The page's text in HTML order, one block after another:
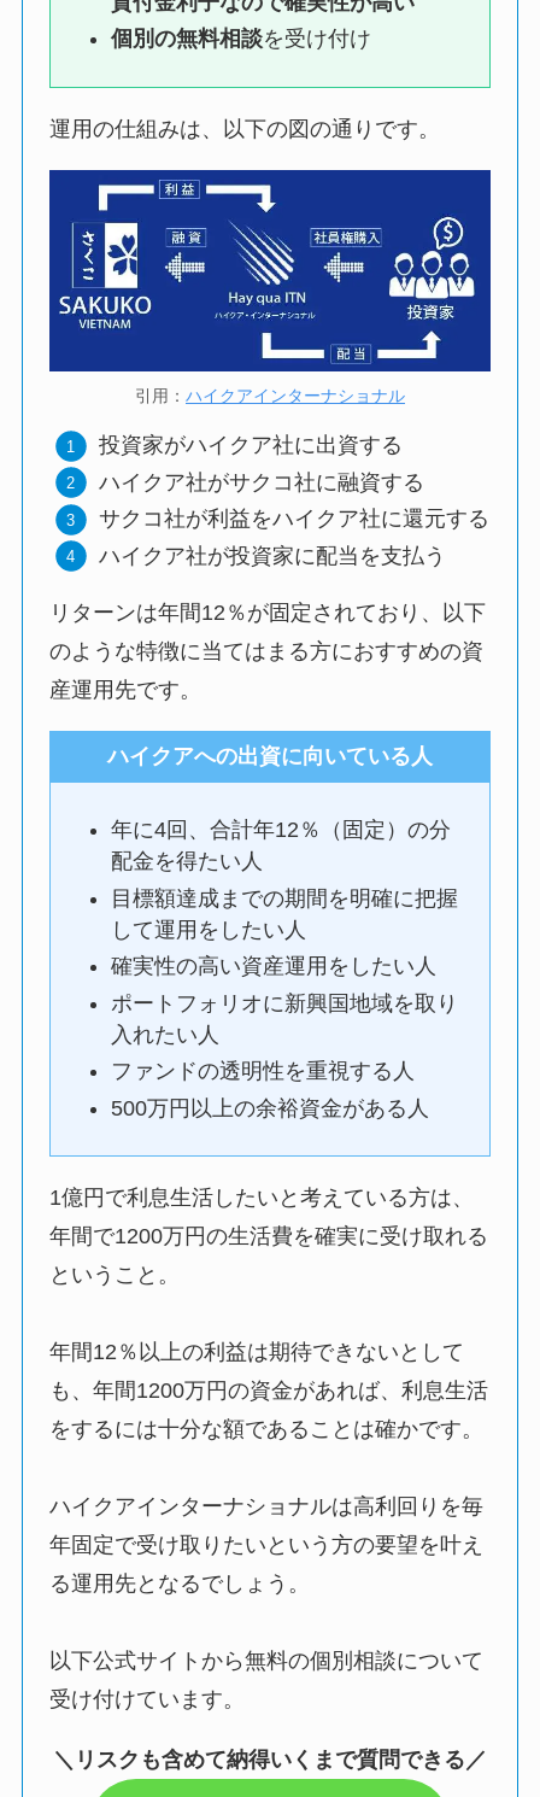
個別の無料相談を受け付け
運用の仕組みは、以下の図の通りです。
引用： ハイクアインターナショナル
投資家がハイクア社に出資する
ハイクア社がサクコ社に融資する
サクコ社が利益をハイクア社に還元する
ハイクア社が投資家に配当を支払う
リターンは年間12％が固定されており、以下
のような特徴に当てはまる方におすすめの資
産運用先です。
ハイクアへの出資に向いている人
年に4回、合計年12％（固定）の分
配金を得たい人
目標額達成までの期間を明確に把握
して運用をしたい人
確実性の高い資産運用をしたい人
ポートフォリオに新興国地域を取り
入れたい人
ファンドの透明性を重視する人
500万円以上の余裕資金がある人
1億円で利息生活したいと考えている方は、
年間で1200万円の生活費を確実に受け取れる
ということ。
年間12％以上の利益は期待できないとして
も、年間1200万円の資金があれば、利息生活
をするには十分な額であることは確かです。
ハイクアインターナショナルは高利回りを毎
年固定で受け取りたいという方の要望を叶え
る運用先となるでしょう。
以下公式サイトから無料の個別相談について
受け付けています。
＼リスクも含めて納得いくまで質問できる／